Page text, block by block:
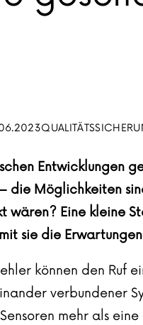
Entwicklungen
die Möglichkeiten
Eine kleine
sie die
können den Ruf
verbundener
mehr als